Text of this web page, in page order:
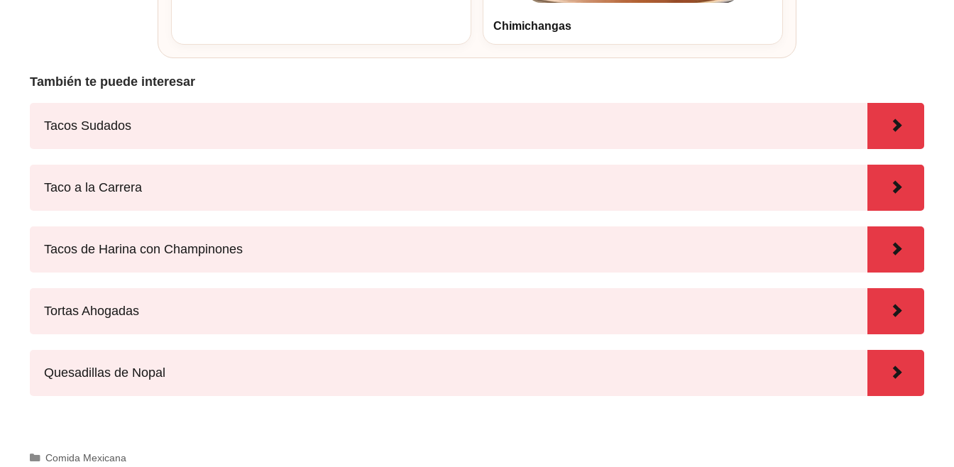
Chimichangas
También te puede interesar
Tacos Sudados
Taco a la Carrera
Tacos de Harina con Champinones
Tortas Ahogadas
Quesadillas de Nopal
Comida Mexicana